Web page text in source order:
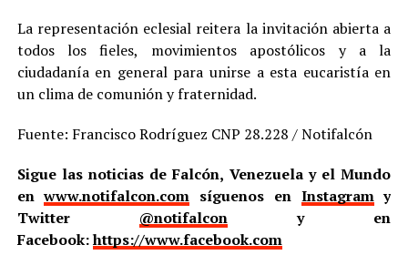
La representación eclesial reitera la invitación abierta a
todos los fieles, movimientos apostólicos y a la
ciudadanía en general para unirse a esta eucaristía en
un clima de comunión y fraternidad.
Fuente: Francisco Rodríguez CNP 28.228 / Notifalcón
Sigue las noticias de Falcón, Venezuela y el Mundo
enwww.notifalcon.com síguenos en Instagramy
Twitter @notifalcony en
Facebook:https://www.facebook.com